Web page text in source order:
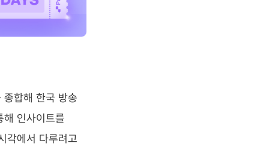
합해 한국 방송
해 인사이트를
각에서 다루려고